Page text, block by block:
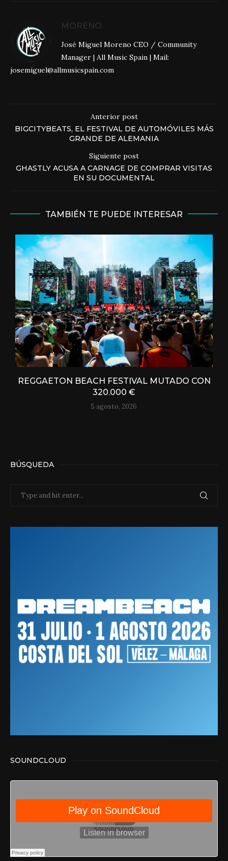
MORENO
José Miguel Moreno CEO / Community
Manager | All Music Spain | Mail:
josemiguel@allmusicspain.com
Anterior post
BIGCITYBEATS, EL FESTIVAL DE AUTOMÓVILES MÁS
GRANDE DE ALEMANIA
Siguiente post
GHASTLY ACUSA A CARNAGE DE COMPRAR VISITAS
EN SU DOCUMENTAL
TAMBIÉN TE PUEDE INTERESAR
REGGAETON BEACH FESTIVAL MUTADO CON
320.000 €
5 agosto, 2026
BÚSQUEDA
SOUNDCLOUD